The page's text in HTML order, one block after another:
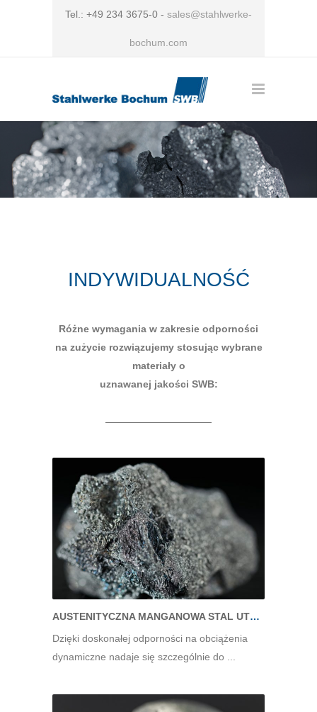
Tel.: +49 234 3675-0 - sales@stahlwerke-
bochum.com
INDYWIDUALNOŚĆ
Różne wymagania w zakresie odporności
na zużycie rozwiązujemy stosując wybrane
materiały o
uznawanej jakości SWB:
AUSTENITYCZNA MANGANOWA STAL UTWARDZONA
Dzięki doskonałej odporności na obciążenia
dynamiczne nadaje się szczególnie do ...